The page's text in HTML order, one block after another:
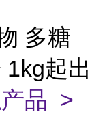
多糖
起出
品 >